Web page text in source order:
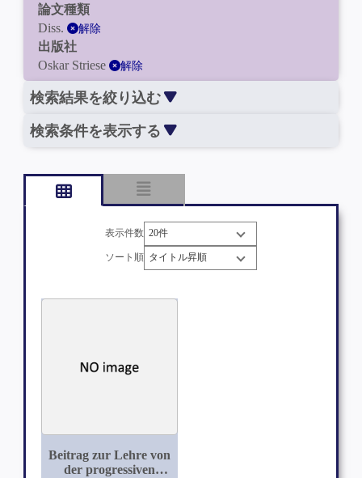
論文種類
Diss.
解除
出版社
Oskar Striese
解除
検索結果を絞り込む
検索条件を表示する
表示件数
ソート順
Beitrag zur Lehre von
der progressiven